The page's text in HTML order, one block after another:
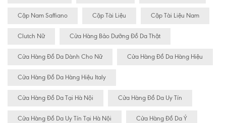
Cặp Nam Saffiano Cặp Tài Liệu Cặp Tài Liệu Nam
Clutch Nữ Cửa Hàng Bảo Dưỡng Đồ Da Thật
Cửa Hàng Đồ Da Dành Cho Nữ Cửa Hàng Đồ Da Hàng Hiệu
Cửa Hàng Đồ Da Hàng Hiệu Italy
Cửa Hàng Đồ Da Tại Hà Nội Cửa Hàng Đồ Da Uy Tín
Cửa Hàng Đồ Da Uy Tín Tại Hà Nội Cửa Hàng Đồ Da Ý